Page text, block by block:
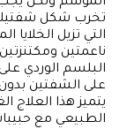
تخرب شكل
التي تزيل
البلسم الوردي
يتميز هذا العلاج
الطبيعي مع